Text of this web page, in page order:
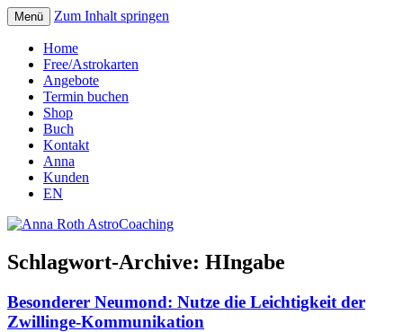
Anna Roth AstroCoaching
Menü Zum Inhalt springen
Home
Free/Astrokarten
Angebote
Termin buchen
Shop
Buch
Kontakt
Anna
Kunden
EN
Schlagwort-Archive: HIngabe
Besonderer Neumond: Nutze die Leichtigkeit der
Zwillinge-Kommunikation